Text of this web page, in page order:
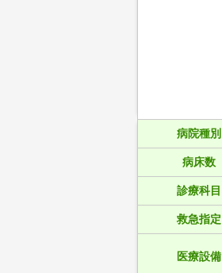
病院種別
病床数
診療科目
救急指定
医療設備